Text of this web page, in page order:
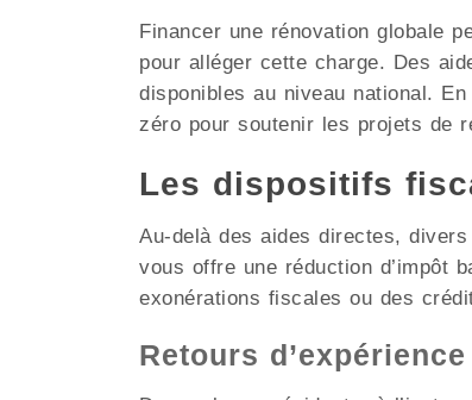
Financer une rénovation globale
pour alléger cette charge. Des
disponibles au niveau national.
zéro pour soutenir les projets de
Les dispositifs
Au-delà des aides directes,
vous offre une réduction d’impôt
exonérations fiscales ou des
Retours